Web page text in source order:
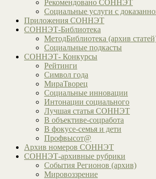
Рекомендовано СОННЭТ
Социальные услуги с
Приложения СОННЭТ
СОННЭТ-Библиотека
МетодБиблиотека (архив
Социальные подкасты
СОННЭТ- Конкурсы
Рейтинги
Символ года
МираТворец
Социальные инновации
Интонации социального
Лучшая статья СОННЭТ
В объективе-соцработа
В фокусе-семья и дети
Профвысот@
Архив номеров СОННЭТ
СОННЭТ-архивные рубрики
События Регионов (архив)
Мировоззрение